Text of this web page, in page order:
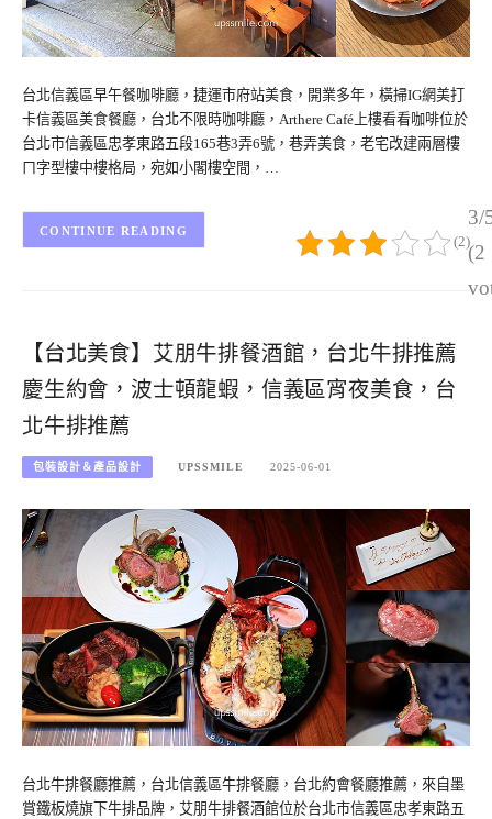
台北信義區早午餐咖啡廳，捷運市府站美食，開業多年，橫掃IG網美打
卡信義區美食餐廳，台北不限時咖啡廳，Arthere Café上樓看看咖啡位於
台北市信義區忠孝東路五段165巷3弄6號，巷弄美食，老宅改建兩層樓
ㄇ字型樓中樓格局，宛如小閣樓空間，…
3/
(2
(2)
CONTINUE READING
【台北美食】艾朋牛排餐酒館，台北牛排推薦
慶生約會，波士頓龍蝦，信義區宵夜美食，台
北牛排推薦
包裝設計＆產品設計 UPSSMILE 2025-06-01
台北牛排餐廳推薦，台北信義區牛排餐廳，台北約會餐廳推薦，來自墨
賞鐵板燒旗下牛排品牌，艾朋牛排餐酒館位於台北市信義區忠孝東路五